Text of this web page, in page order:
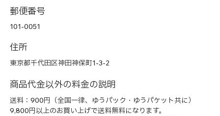
郵便番号
101-0051
住所
東京都千代田区神田神保町1-3-2
商品代金以外の料金の説明
送料：900円（全国一律、ゆうパック・ゆうパケット共に）
9,800円以上のお買い上げで送料無料になります。